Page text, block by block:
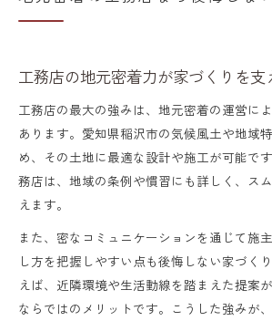
工務店の地元密着力が家づくりを支
工務店の最大の強みは、地元密着の運営に
あります。愛知県稲沢市の気候風土や地域
め、その土地に最適な設計や施工が可能で
務店は、地域の条例や慣習にも詳しく、ス
えます。
また、密なコミュニケーションを通じて施
し方を把握しやすい点も後悔しない家づく
えば、近隣環境や生活動線を踏まえた提案
ならではのメリットです。こうした強みが